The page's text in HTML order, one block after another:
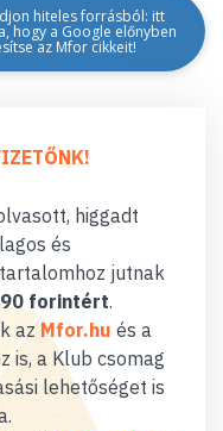
hiteles forrásból: itt
hogy a Google előnyben
az Mfor cikkeit!
higgadt
és
tartalomhoz jutnak
forintért.
az Mfor.hu és a
is, a Klub csomag
lehetőséget is